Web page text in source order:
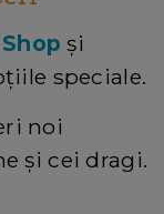
și
speciale.
noi
și cei dragi.